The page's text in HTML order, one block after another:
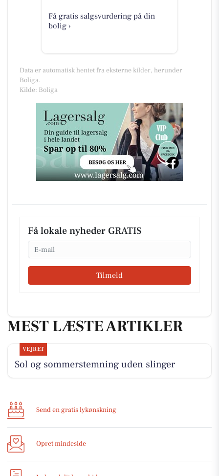
Få gratis salgsvurdering på din
bolig ›
Data er automatisk hentet fra eksterne kilder, herunder
Boliga.
Kilde: Boliga
Få lokale nyheder GRATIS
Email
Tilmeld
MEST LÆSTE ARTIKLER
VEJRET
Sol og sommerstemning uden slinger
Send en gratis lykønskning
Opret mindeside